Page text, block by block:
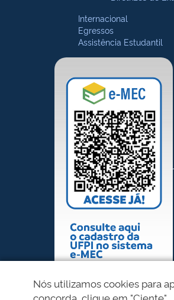
Internacional
Egressos
Assistência Estudantil
Nós utilizamos cookies para